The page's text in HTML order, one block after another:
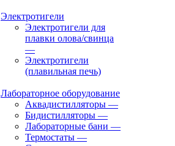
Электротигели
Электротигели для
плавки олова/свинца
—
Электротигели
(плавильная печь)
Лабораторное оборудование
Аквадистилляторы —
Бидистилляторы —
Лабораторные бани —
Термостаты —